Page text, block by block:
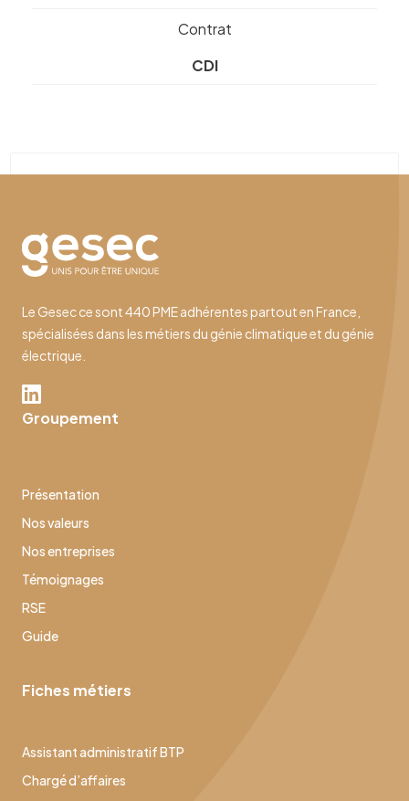
Contrat
CDI
Le Gesec ce sont 440 PME adhérentes partout en France,
spécialisées dans les métiers du génie climatique et du génie
électrique.
Groupement
Présentation
Nos valeurs
Nos entreprises
Témoignages
RSE
Guide
Fiches métiers
Assistant administratif BTP
Chargé d’affaires